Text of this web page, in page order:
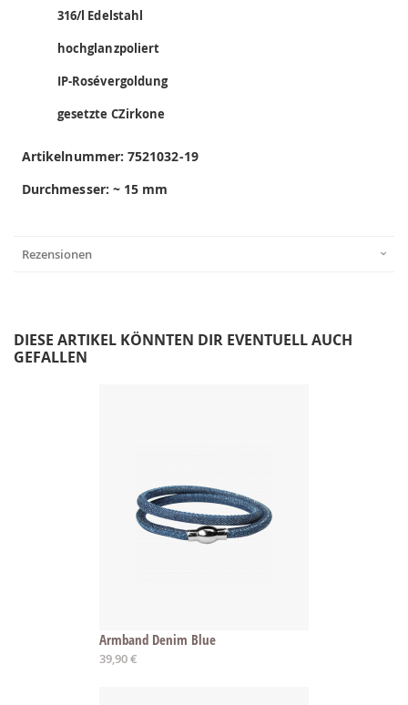
316/l Edelstahl
hochglanzpoliert
IP-Rosévergoldung
gesetzte CZirkone
Artikelnummer:7521032-19
Durchmesser: ~ 15 mm
Rezensionen
DIESE ARTIKEL KÖNNTEN DIR EVENTUELL AUCH
GEFALLEN
Armband Denim Blue
Ab
39,90 €